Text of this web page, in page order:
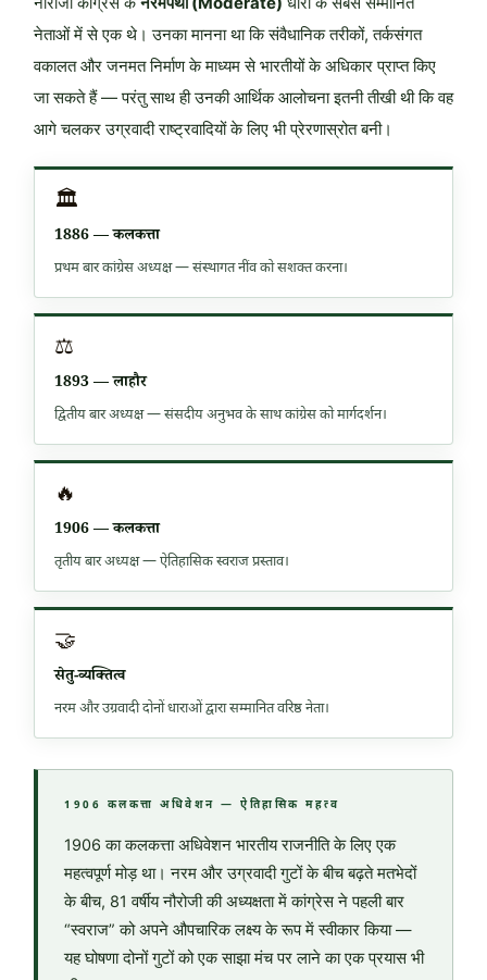
नेताओं में से एक थे। उनका मानना था कि संवैधानिक तरीकों, तर्कसंगत
वकालत और जनमत निर्माण के माध्यम से भारतीयों के अधिकार प्राप्त किए
जा सकते हैं — परंतु साथ ही उनकी आर्थिक आलोचना इतनी तीखी थी कि वह
आगे चलकर उग्रवादी राष्ट्रवादियों के लिए भी प्रेरणास्रोत बनी।
🏛️
1886 — कलकत्ता
प्रथम बार कांग्रेस अध्यक्ष — संस्थागत नींव को सशक्त करना।
⚖️
1893 — लाहौर
द्वितीय बार अध्यक्ष — संसदीय अनुभव के साथ कांग्रेस को मार्गदर्शन।
🔥
1906 — कलकत्ता
तृतीय बार अध्यक्ष — ऐतिहासिक स्वराज प्रस्ताव।
🤝
सेतु-व्यक्तित्व
नरम और उग्रवादी दोनों धाराओं द्वारा सम्मानित वरिष्ठ नेता।
1906 कलकत्ता अधिवेशन — ऐतिहासिक महत्व
1906 का कलकत्ता अधिवेशन भारतीय राजनीति के लिए एक
महत्वपूर्ण मोड़ था। नरम और उग्रवादी गुटों के बीच बढ़ते मतभेदों
के बीच, 81 वर्षीय नौरोजी की अध्यक्षता में कांग्रेस ने पहली बार
“स्वराज” को अपने औपचारिक लक्ष्य के रूप में स्वीकार किया —
यह घोषणा दोनों गुटों को एक साझा मंच पर लाने का एक प्रयास भी